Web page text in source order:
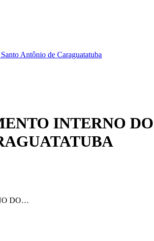
Antônio de Caraguatatuba
INTERNO
DO…